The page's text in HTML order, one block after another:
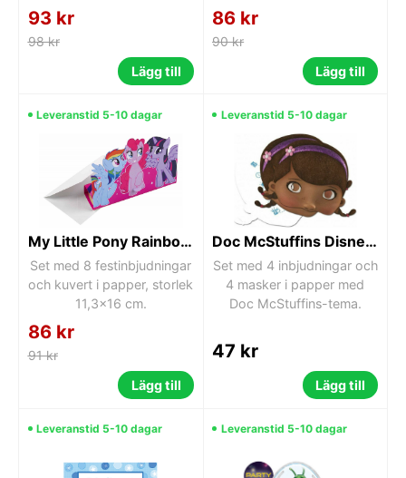
93 kr
98 kr
Lägg till
86 kr
90 kr
Lägg till
Leveranstid 5-10 dagar
My Little Pony Rainbow Sparkle Festinbjudningar 8 st
Set med 8 festinbjudningar
och kuvert i papper, storlek
11,3x16 cm.
86 kr
91 kr
Lägg till
Leveranstid 5-10 dagar
Doc McStuffins Disney Dr. Plush 2 i 1 Inbjudan och Mask 4-pack
Set med 4 inbjudningar och
4 masker i papper med
Doc McStuffins-tema.
47 kr
Lägg till
Leveranstid 5-10 dagar Leveranstid 5-10 dagar